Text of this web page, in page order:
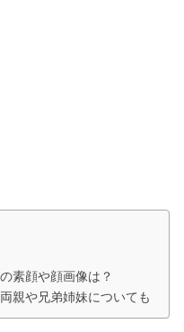
素顔や顔画像は？
親や兄弟姉妹についても